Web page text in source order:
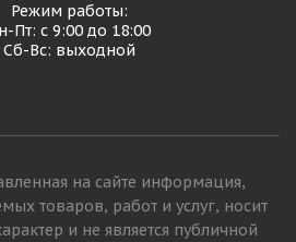
Режим работы:
Пт: с 9:00 до 18:00
Сб-Вс: выходной
на сайте информация,
товаров, работ и услуг, носит
и не является публичной